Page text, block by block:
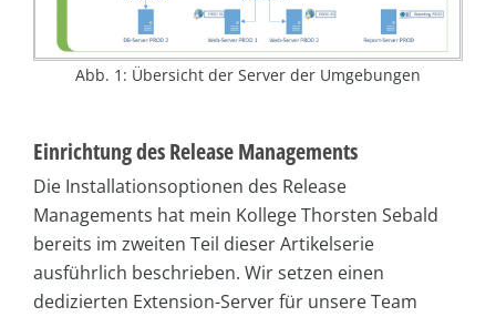
Abb. 1: Übersicht der Server der Umgebungen
Einrichtung des Release Managements
Die Installationsoptionen des Release
Managements hat mein Kollege Thorsten Sebald
bereits im zweiten Teil dieser Artikelserie
ausführlich beschrieben. Wir setzen einen
dedizierten Extension-Server für unsere Team